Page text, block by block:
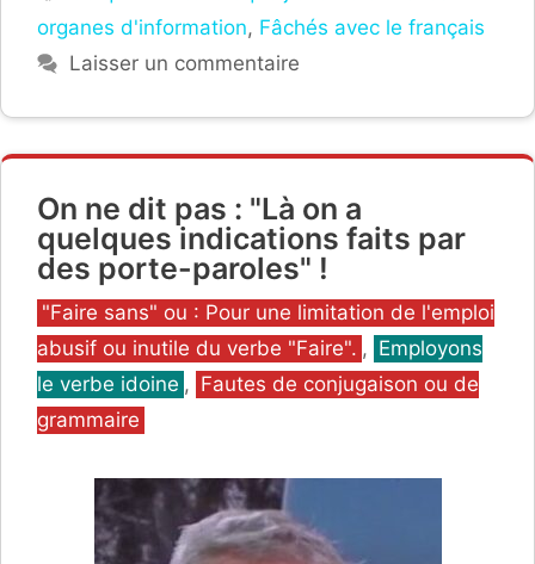
organes d'information, Fâchés avec le français
Laisser un commentaire
On ne dit pas : "Là on a
quelques indications faits par
des porte-paroles" !
Catégories
"Faire sans" ou : Pour une limitation de l'emploi
abusif ou inutile du verbe "Faire". , Employons
le verbe idoine , Fautes de conjugaison ou de
grammaire